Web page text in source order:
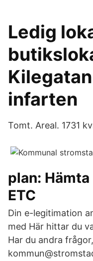
Ledig
infarten
Tomt. Areal. 1731
plan:
ETC
Din e-legitimation
med Här hittar du
Har du andra